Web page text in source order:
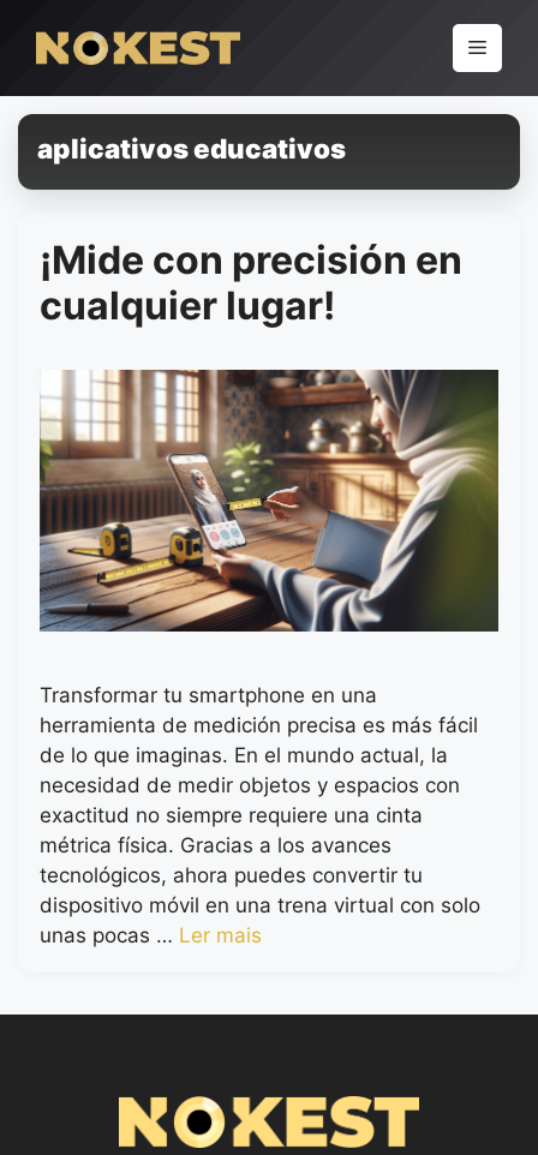
conteúdo
Menu
aplicativos educativos
¡Mide con precisión en
cualquier lugar!
Transformar tu smartphone en una
herramienta de medición precisa es más fácil
de lo que imaginas. En el mundo actual, la
necesidad de medir objetos y espacios con
exactitud no siempre requiere una cinta
métrica física. Gracias a los avances
tecnológicos, ahora puedes convertir tu
dispositivo móvil en una trena virtual con solo
unas pocas … Ler mais